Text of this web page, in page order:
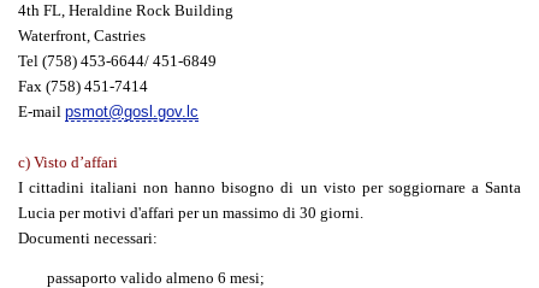
4th FL, Heraldine Rock Building
Waterfront, Castries
Tel (758) 453-6644/ 451-6849
Fax (758) 451-7414
E-mail psmot@gosl.gov.lc
c) Visto d’affari
I cittadini italiani non hanno bisogno di un visto per soggiornare a Santa
Lucia per motivi d'affari per un massimo di 30 giorni.
Documenti necessari:
passaporto valido almeno 6 mesi;